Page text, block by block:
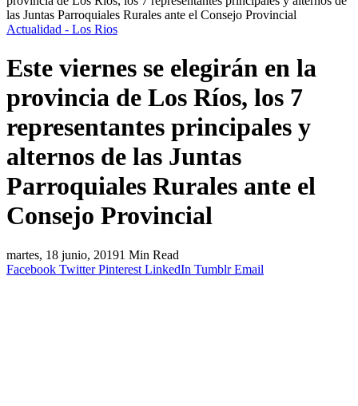
las Juntas Parroquiales Rurales ante el Consejo Provincial
Actualidad - Los Rios
Este viernes se elegirán en la
provincia de Los Ríos, los 7
representantes principales y
alternos de las Juntas
Parroquiales Rurales ante el
Consejo Provincial
martes, 18 junio, 20191 Min Read
Facebook Twitter Pinterest LinkedIn Tumblr Email